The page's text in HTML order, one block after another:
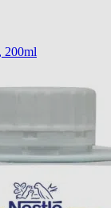
200ml